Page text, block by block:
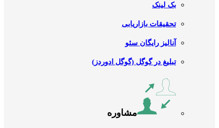
بک لینک
تحقیقات بازاریابی
آنالیز رایگان سئو
تبلیغ در گوگل (گوگل ادوردز)
مشاوره